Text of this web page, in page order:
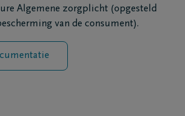
Algemene zorgplicht (opgesteld
van de consument).